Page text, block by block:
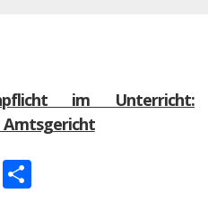
im Unterricht:
WhatsApp